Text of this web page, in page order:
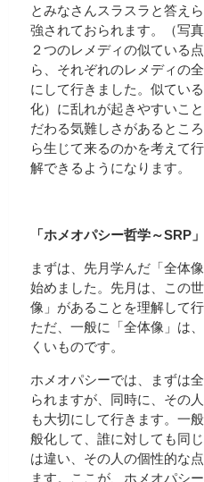
とみなさんスラスラと答え
強されておられます。（写真
２つのレメディの似ている
ら、それぞれのレメディの
にして行きました。似てい
化）に乱れが起きやすいこ
だわる気難しさがあるとこ
ら生じて来るのかを考えて
解できるようになります。
「ホメオパシー哲学～SRP」
まずは、先月学んだ「全体
始めました。先月は、この
像」があることを理解して行
ただ、一般に「全体像」は
くいものです。
ホメオパシーでは、まずは
られますが、同時に、その
も大切にして行きます。一
般化して、誰に対しても同
は違い、その人の個性的な
ます。ここが、ホメオパシ